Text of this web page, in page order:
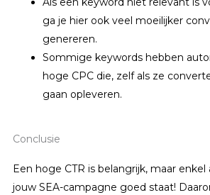
ga je hier ook veel moeilijker
genereren.
Sommige keywords hebben
hoge CPC die, zelf als ze
gaan opleveren.
Conclusie
Een hoge CTR is belangrijk, maar enkel
jouw SEA-campagne goed staat!